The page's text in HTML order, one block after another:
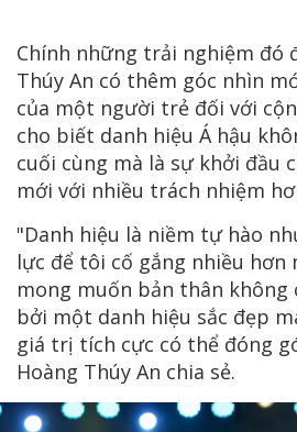
Chính những trải nghiệm đó
Thúy An có thêm góc nhìn
của một người trẻ đối với
cho biết danh hiệu Á hậu
cuối cùng mà là sự khởi đầu
mới với nhiều trách nhiệm
"Danh hiệu là niềm tự hào
lực để tôi cố gắng nhiều hơn
mong muốn bản thân không
bởi một danh hiệu sắc đẹp
giá trị tích cực có thể đóng
Hoàng Thúy An chia sẻ.